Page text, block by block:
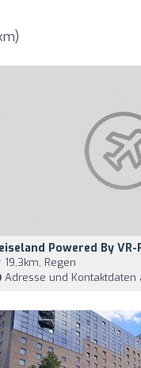
Powered By VR-
19,3km, Regen
Adresse und Kontaktdaten